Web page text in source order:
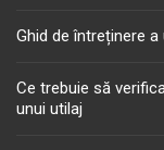
Ghid de întreținere
Ce trebuie să
unui utilaj